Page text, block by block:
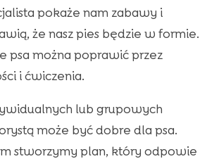
pokaże nam zabawy i
że nasz pies będzie w formie.
psa można poprawić przez
i ćwiczenia.
lub grupowych
może być dobre dla psa.
stworzymy plan, który odpowie